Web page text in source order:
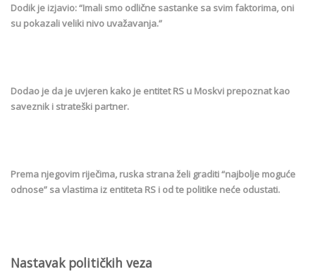
Dodik je izjavio: “Imali smo odlične sastanke sa svim faktorima, oni
su pokazali veliki nivo uvažavanja.”
Dodao je da je uvjeren kako je entitet RS u Moskvi prepoznat kao
saveznik i strateški partner.
Prema njegovim riječima, ruska strana želi graditi “najbolje moguće
odnose” sa vlastima iz entiteta RS i od te politike neće odustati.
Nastavak političkih veza